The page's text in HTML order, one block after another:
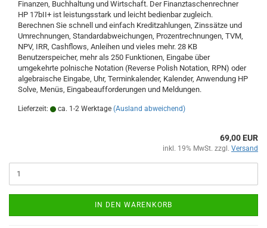
Finanzen, Buchhaltung und Wirtschaft. Der Finanztaschenrechner
HP 17bII+ ist leistungsstark und leicht bedienbar zugleich.
Berechnen Sie schnell und einfach Kreditzahlungen, Zinssätze und
Umrechnungen, Standardabweichungen, Prozentrechnungen, TVM,
NPV, IRR, Cashflows, Anleihen und vieles mehr. 28 KB
Benutzerspeicher, mehr als 250 Funktionen, Eingabe über
umgekehrte polnische Notation (Reverse Polish Notation, RPN) oder
algebraische Eingabe, Uhr, Terminkalender, Kalender, Anwendung HP
Solve, Menüs, Eingabeaufforderungen und Meldungen.
Lieferzeit: ca. 1-2 Werktage (Ausland abweichend)
69,00 EUR
inkl. 19% MwSt. zzgl. Versand
IN DEN WARENKORB